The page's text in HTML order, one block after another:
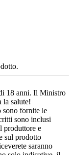
18 anni. Il Ministro
la salute!
sono fornite le
sono inclusi
produttore e
sul prodotto
saranno